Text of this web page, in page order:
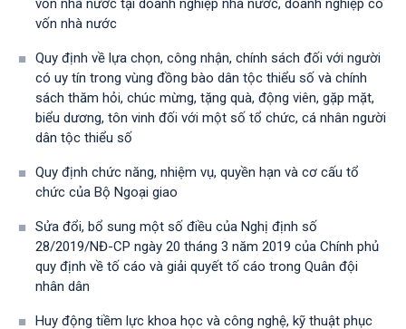
vốn nhà nước tại doanh nghiệp nhà nước, doanh nghiệp có
vốn nhà nước
Quy định về lựa chọn, công nhận, chính sách đối với người
có uy tín trong vùng đồng bào dân tộc thiểu số và chính
sách thăm hỏi, chúc mừng, tặng quà, động viên, gặp mặt,
biểu dương, tôn vinh đối với một số tổ chức, cá nhân người
dân tộc thiểu số
Quy định chức năng, nhiệm vụ, quyền hạn và cơ cấu tổ
chức của Bộ Ngoại giao
Sửa đổi, bổ sung một số điều của Nghị định số
28/2019/NĐ-CР ngày 20 tháng 3 năm 2019 của Chính phủ
quy định về tố cáo và giải quyết tố cáo trong Quân đội
nhân dân
Huy động tiềm lực khoa học và công nghệ, kỹ thuật phục